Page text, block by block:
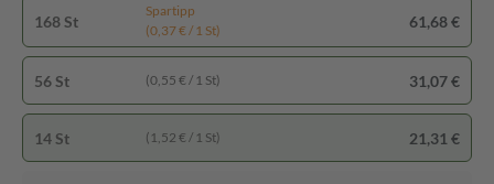
168 St
Spartipp
(0,37 € / 1 St)
61,68 €
56 St (0,55 € / 1 St) 31,07 €
14 St (1,52 € / 1 St) 21,31 €